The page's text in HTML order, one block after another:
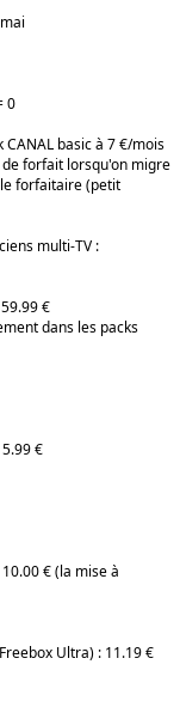
0
basic à 7 €/mois
forfait lorsqu'on migre
forfaitaire (petit
multi-TV :
€
dans les packs
€
€ (la mise à
Ultra) : 11.19 €